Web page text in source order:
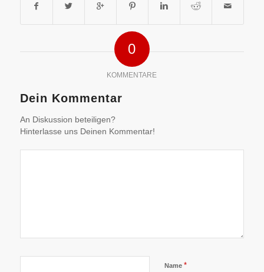
0
KOMMENTARE
Dein Kommentar
An Diskussion beteiligen?
Hinterlasse uns Deinen Kommentar!
Name *